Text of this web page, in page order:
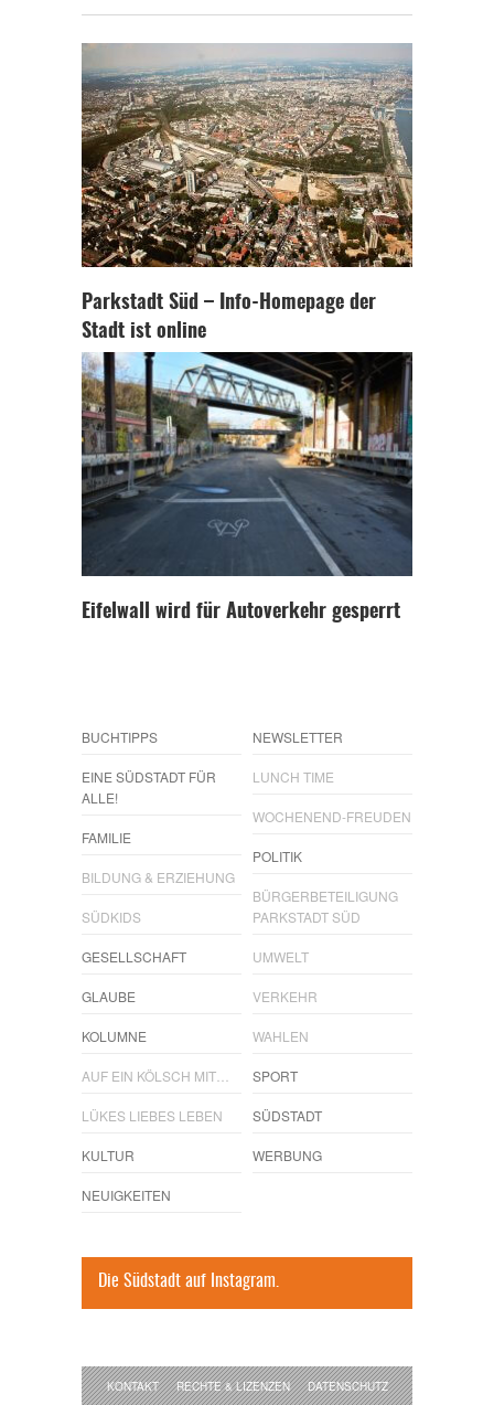
Parkstadt Süd – Info-Homepage der
Stadt ist online
Eifelwall wird für Autoverkehr gesperrt
BUCHTIPPS
EINE SÜDSTADT FÜR
ALLE!
FAMILIE
BILDUNG & ERZIEHUNG
SÜDKIDS
GESELLSCHAFT
GLAUBE
KOLUMNE
AUF EIN KÖLSCH MIT…
LÜKES LIEBES LEBEN
KULTUR
NEUIGKEITEN
NEWSLETTER
LUNCH TIME
WOCHENEND-FREUDEN
POLITIK
BÜRGERBETEILIGUNG
PARKSTADT SÜD
UMWELT
VERKEHR
WAHLEN
SPORT
SÜDSTADT
WERBUNG
Die Südstadt auf Instagram.
KONTAKT RECHTE & LIZENZEN
DATENSCHUTZ